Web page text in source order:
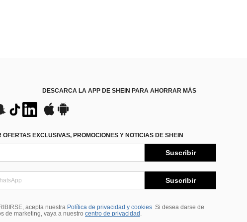
DESCARCA LA APP DE SHEIN PARA AHORRAR MÁS
EXCLUSIVAS, PROMOCIONES Y NOTICIAS DE SHEIN
Suscribir
Suscribir
acepta nuestra Política de privacidad y cookies Si desea darse de
de marketing, vaya a nuestro centro de privacidad .